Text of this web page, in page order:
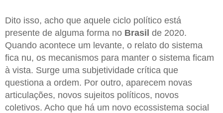
Dito isso, acho que aquele ciclo político está
presente de alguma forma no Brasil de 2020.
Quando acontece um levante, o relato do sistema
fica nu, os mecanismos para manter o sistema ficam
à vista. Surge uma subjetividade crítica que
questiona a ordem. Por outro, aparecem novas
articulações, novos sujeitos políticos, novos
coletivos. Acho que há um novo ecossistema social